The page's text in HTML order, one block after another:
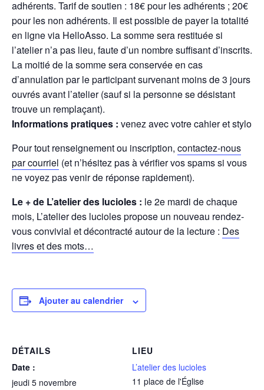
adhérents. Tarif de soutien : 18€ pour les adhérents ; 20€
pour les non adhérents. Il est possible de payer la totalité
en ligne via HelloAsso. La somme sera restituée si
l’atelier n’a pas lieu, faute d’un nombre suffisant d’inscrits.
La moitié de la somme sera conservée en cas
d’annulation par le participant survenant moins de 3 jours
ouvrés avant l’atelier (sauf si la personne se désistant
trouve un remplaçant).
Informations pratiques : venez avec votre cahier et stylo
Pour tout renseignement ou inscription, contactez-nous
par courriel (et n’hésitez pas à vérifier vos spams si vous
ne voyez pas venir de réponse rapidement).
Le + de L’atelier des lucioles : le 2e mardi de chaque
mois, L’atelier des lucioles propose un nouveau rendez-
vous convivial et décontracté autour de la lecture : Des
livres et des mots…
Ajouter au calendrier
DÉTAILS
Date :
jeudi 5 novembre
LIEU
L’atelier des lucioles
11 place de l'Église